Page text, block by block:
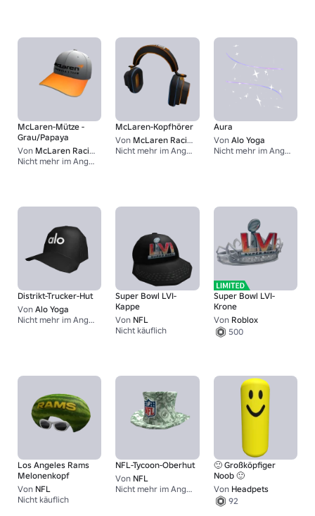
McLaren-Mütze -
Grau/Papaya
Von McLaren Racing F1
Nicht mehr im Angebot
McLaren-Kopfhörer
Von McLaren Racing F1
Nicht mehr im Angebot
1
Aura
Von Alo Yoga
Nicht mehr im Angebot
Distrikt-Trucker-Hut
Von Alo Yoga
Nicht mehr im Angebot
1
Super Bowl LVI-
Kappe
Von NFL
Nicht käuflich
Super Bowl LVI-
Krone
Von Roblox
500
Los Angeles Rams
Melonenkopf
Von NFL
Nicht käuflich
NFL-Tycoon-Oberhut
Von NFL
Nicht mehr im Angebot
1
🙂 Großköpfiger
Noob 🙂
Von Headpets
92